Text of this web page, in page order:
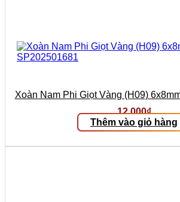
Xoàn Nam Phi Giọt Vàng (H09)
12.000₫
Thêm vào giỏ hàng